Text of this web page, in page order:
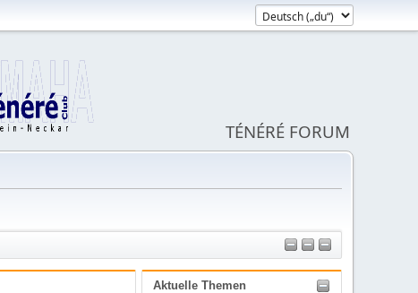
TÉNÉRÉ FORUM
Aktuelle Themen